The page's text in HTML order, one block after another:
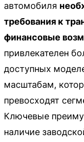
автомобиля
требования к
финансовые
привлекателен
доступных
масштабам,
превосходят
Ключевые
наличие